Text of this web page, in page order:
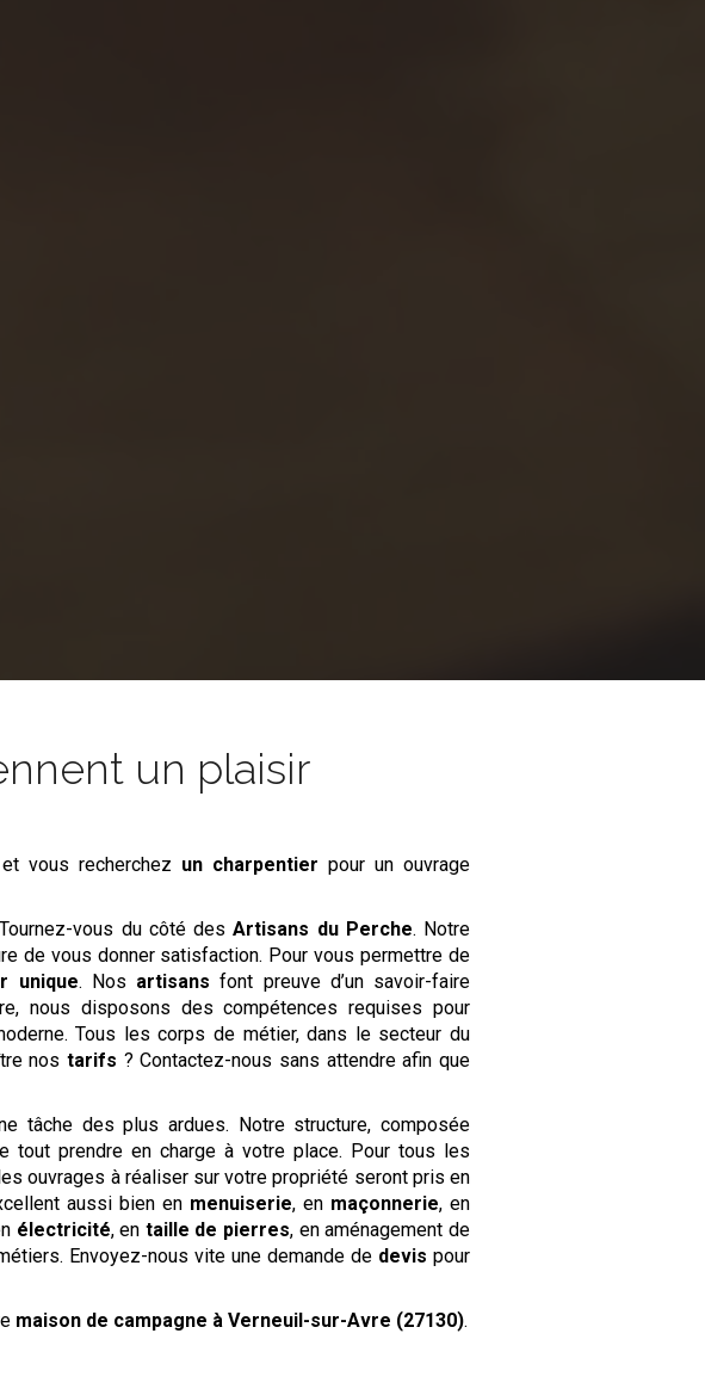
un plaisir
et vous recherchez un charpentier pour un ouvrage
vous du côté desArtisans du Perche. Notre
de vous donner satisfaction. Pour vous permettre de
unique. Nos artisans font preuve d’un savoir-faire
nous disposons des compétences requises pour
Tous les corps de métier, dans le secteur du
nos tarifs ? Contactez-nous sans attendre afin que
tâche des plus ardues. Notre structure, composée
tout prendre en charge à votre place. Pour tous les
ouvrages à réaliser sur votre propriété seront pris en
aussi bien en menuiserie, en maçonnerie, en
électricité, en taille de pierres, en aménagement de
métiers. Envoyez-nous vite une demande de devis pour
maison de campagne à Verneuil-sur-Avre (27130).